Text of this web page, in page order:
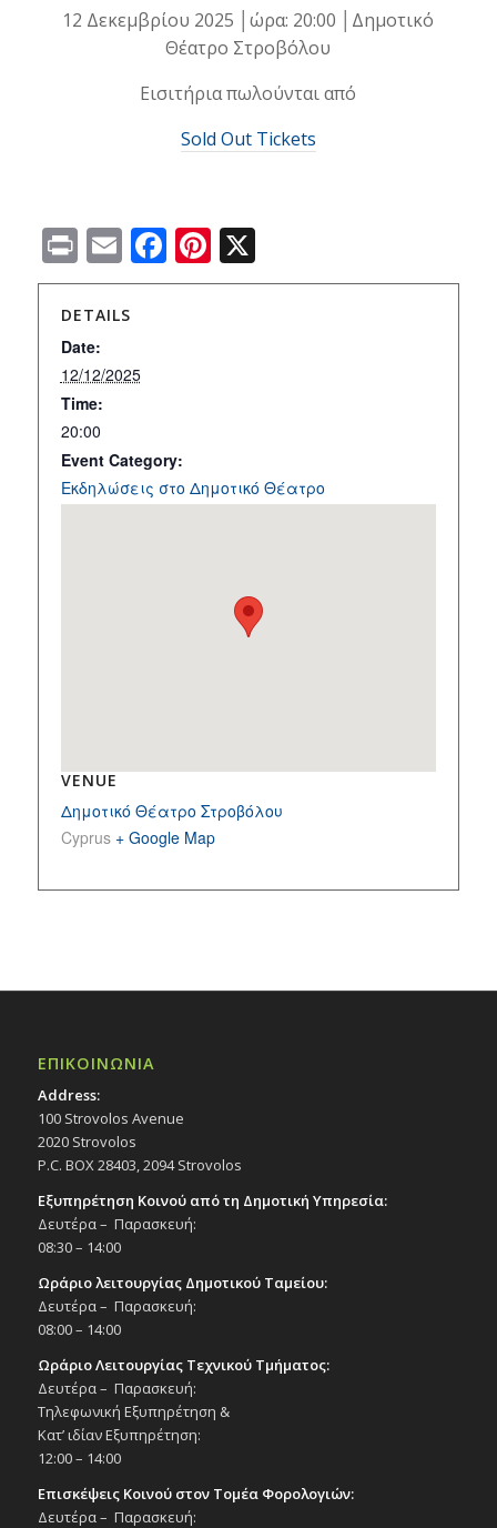
12 Δεκεμβρίου 2025 │ώρα: 20:00 │Δημοτικό
Θέατρο Στροβόλου
Εισιτήρια πωλούνται από
Sold Out Tickets
PrintEmailFacebook
Pinterest
X
DETAILS
Date:
12/12/2025
Time:
20:00
Event Category:
Εκδηλώσεις στο Δημοτικό Θέατρο
VENUE
Δημοτικό Θέατρο Στροβόλου
Cyprus + Google Map
ΕΠΙΚΟΙΝΩΝΙΑ
Address:
100 Strovolos Avenue
2020 Strovolos
P.C. BOX 28403, 2094 Strovolos
Εξυπηρέτηση Κοινού από τη Δημοτική Υπηρεσία:
Δευτέρα – Παρασκευή:
08:30 – 14:00
Ωράριο λειτουργίας Δημοτικού Ταμείου:
Δευτέρα – Παρασκευή:
08:00 – 14:00
Ωράριο Λειτουργίας Τεχνικού Τμήματος:
Δευτέρα – Παρασκευή:
Τηλεφωνική Εξυπηρέτηση &
Κατ’ ιδίαν Εξυπηρέτηση:
12:00 – 14:00
Επισκέψεις Κοινού στον Τομέα Φορολογιών:
Δευτέρα – Παρασκευή: